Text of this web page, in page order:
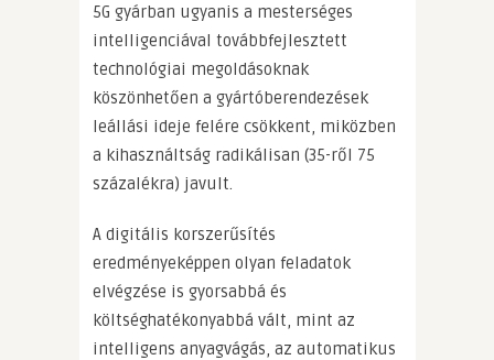
5G gyárban ugyanis a mesterséges
intelligenciával továbbfejlesztett
technológiai megoldásoknak
köszönhetően a gyártóberendezések
leállási ideje felére csökkent, miközben
a kihasználtság radikálisan (35-ről 75
százalékra) javult.
A digitális korszerűsítés
eredményeképpen olyan feladatok
elvégzése is gyorsabbá és
költséghatékonyabbá vált, mint az
intelligens anyagvágás, az automatikus